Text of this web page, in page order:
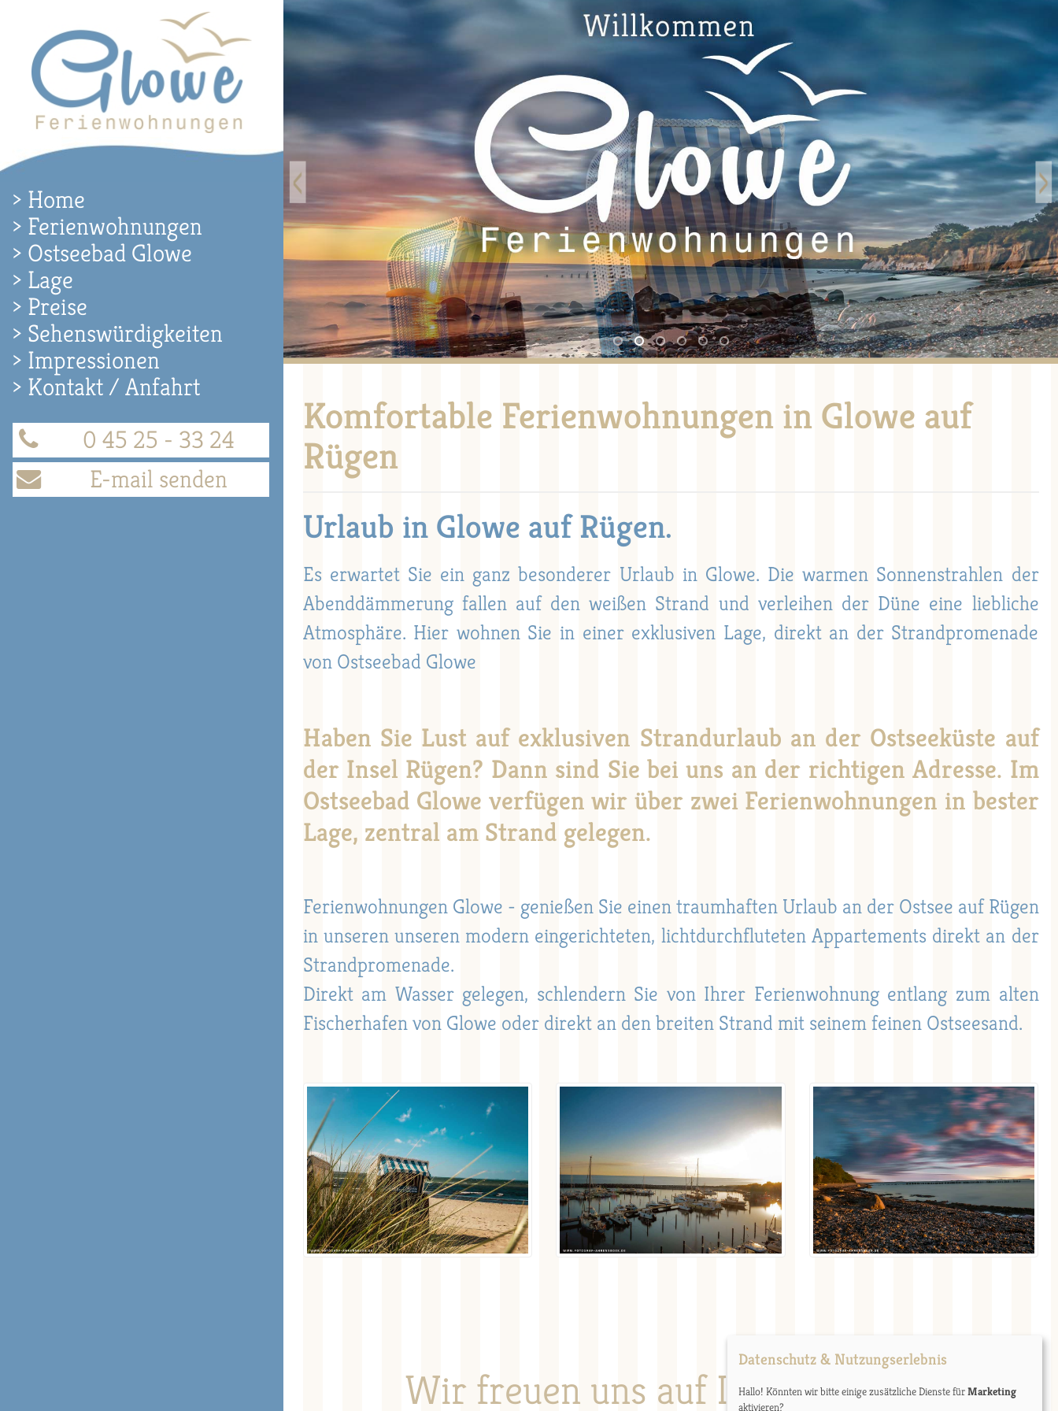
Home
Ferienwohnungen
Ostseebad Glowe
Lage
Preise
Sehenswürdigkeiten
Impressionen
Kontakt / Anfahrt
0 45 25 - 33 24
E-mail senden
Komfortable Ferienwohnungen in Glowe auf
Rügen
Urlaub in Glowe auf Rügen.
Es erwartet Sie ein ganz besonderer Urlaub in Glowe. Die warmen Sonnenstrahlen der
Abenddämmerung fallen auf den weißen Strand und verleihen der Düne eine liebliche
Atmosphäre. Hier wohnen Sie in einer exklusiven Lage, direkt an der Strandpromenade
von Ostseebad Glowe
Haben Sie Lust auf exklusiven Strandurlaub an der Ostseeküste auf
der Insel Rügen? Dann sind Sie bei uns an der richtigen Adresse. Im
Ostseebad Glowe verfügen wir über zwei Ferienwohnungen in bester
Lage, zentral am Strand gelegen.
Ferienwohnungen Glowe - genießen Sie einen traumhaften Urlaub an der Ostsee auf Rügen
in unseren unseren modern eingerichteten, lichtdurchfluteten Appartements direkt an der
Strandpromenade.
Direkt am Wasser gelegen, schlendern Sie von Ihrer Ferienwohnung entlang zum alten
Fischerhafen von Glowe oder direkt an den breiten Strand mit seinem feinen Ostseesand.
Wir freuen uns auf Ihren Besuch!
Datenschutz & Nutzungserlebnis
Hallo! Könnten wir bitte einige zusätzliche Dienste fürMarketing
aktivieren?